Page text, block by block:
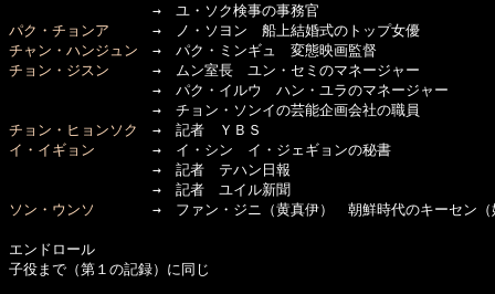
パク・チョンア
チャン・ハンジュン
チョン・ジスン →　ムン室長　ユン・セミのマネージャー
→　パク・イルウ　ハン・ユラのマネージャー
チョン・ヒョンソク
イ・イギョン →　イ・シン　イ・ジェギョンの秘書
→　記者　テハン日報
ソン・ウンソ
→　ファン・ジニ（黄真伊）　朝鮮時代のキーセン（
エンドロール
子役まで（第１の記録）に同じ